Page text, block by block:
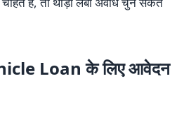
Loan के लिए आवेदन